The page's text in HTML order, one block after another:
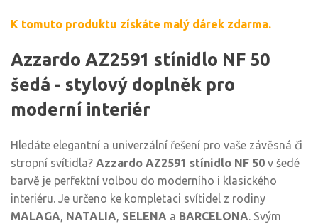
K tomuto produktu získáte malý dárek zdarma.
Azzardo AZ2591 stínidlo NF 50
šedá - stylový doplněk pro
moderní interiér
Hledáte elegantní a univerzální řešení pro vaše závěsná či
stropní svítidla? Azzardo AZ2591 stínidlo NF 50 v šedé
barvě je perfektní volbou do moderního i klasického
interiéru. Je určeno ke kompletaci svítidel z rodiny
MALAGA, NATALIA, SELENA a BARCELONA. Svým